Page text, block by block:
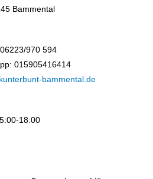
Bammental
970 594
015905416414
bammental.de
18:00